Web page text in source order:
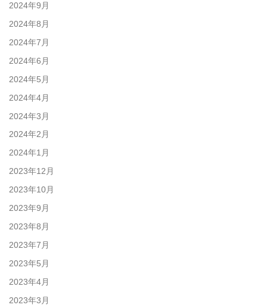
2024年9月
2024年8月
2024年7月
2024年6月
2024年5月
2024年4月
2024年3月
2024年2月
2024年1月
2023年12月
2023年10月
2023年9月
2023年8月
2023年7月
2023年5月
2023年4月
2023年3月